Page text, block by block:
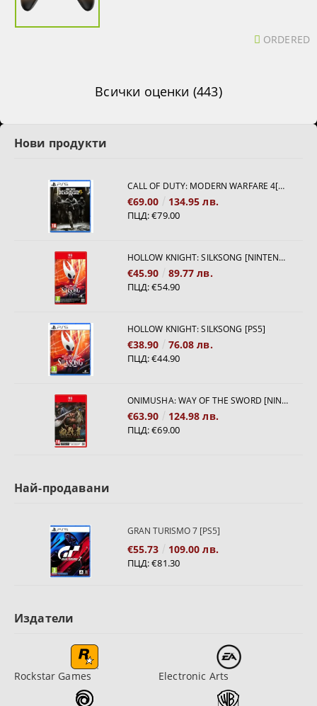
ORDERED
Всички оценки (443)
Нови продукти
CALL OF DUTY: MODERN WARFARE 4[PS5]
€69.00 134.95 лв.
ПЦД:€79.00
HOLLOW KNIGHT: SILKSONG [NINTENDO SWITCH 2]
€45.90 89.77 лв.
ПЦД:€54.90
HOLLOW KNIGHT: SILKSONG [PS5]
€38.90 76.08 лв.
ПЦД:€44.90
ONIMUSHA: WAY OF THE SWORD [NINTENDO SWITCH 2]
€63.90 124.98 лв.
ПЦД:€69.00
Най-продавани
GRAN TURISMO 7 [PS5]
€55.73 109.00 лв.
ПЦД:€81.30
Издатели
Rockstar Games Electronic Arts